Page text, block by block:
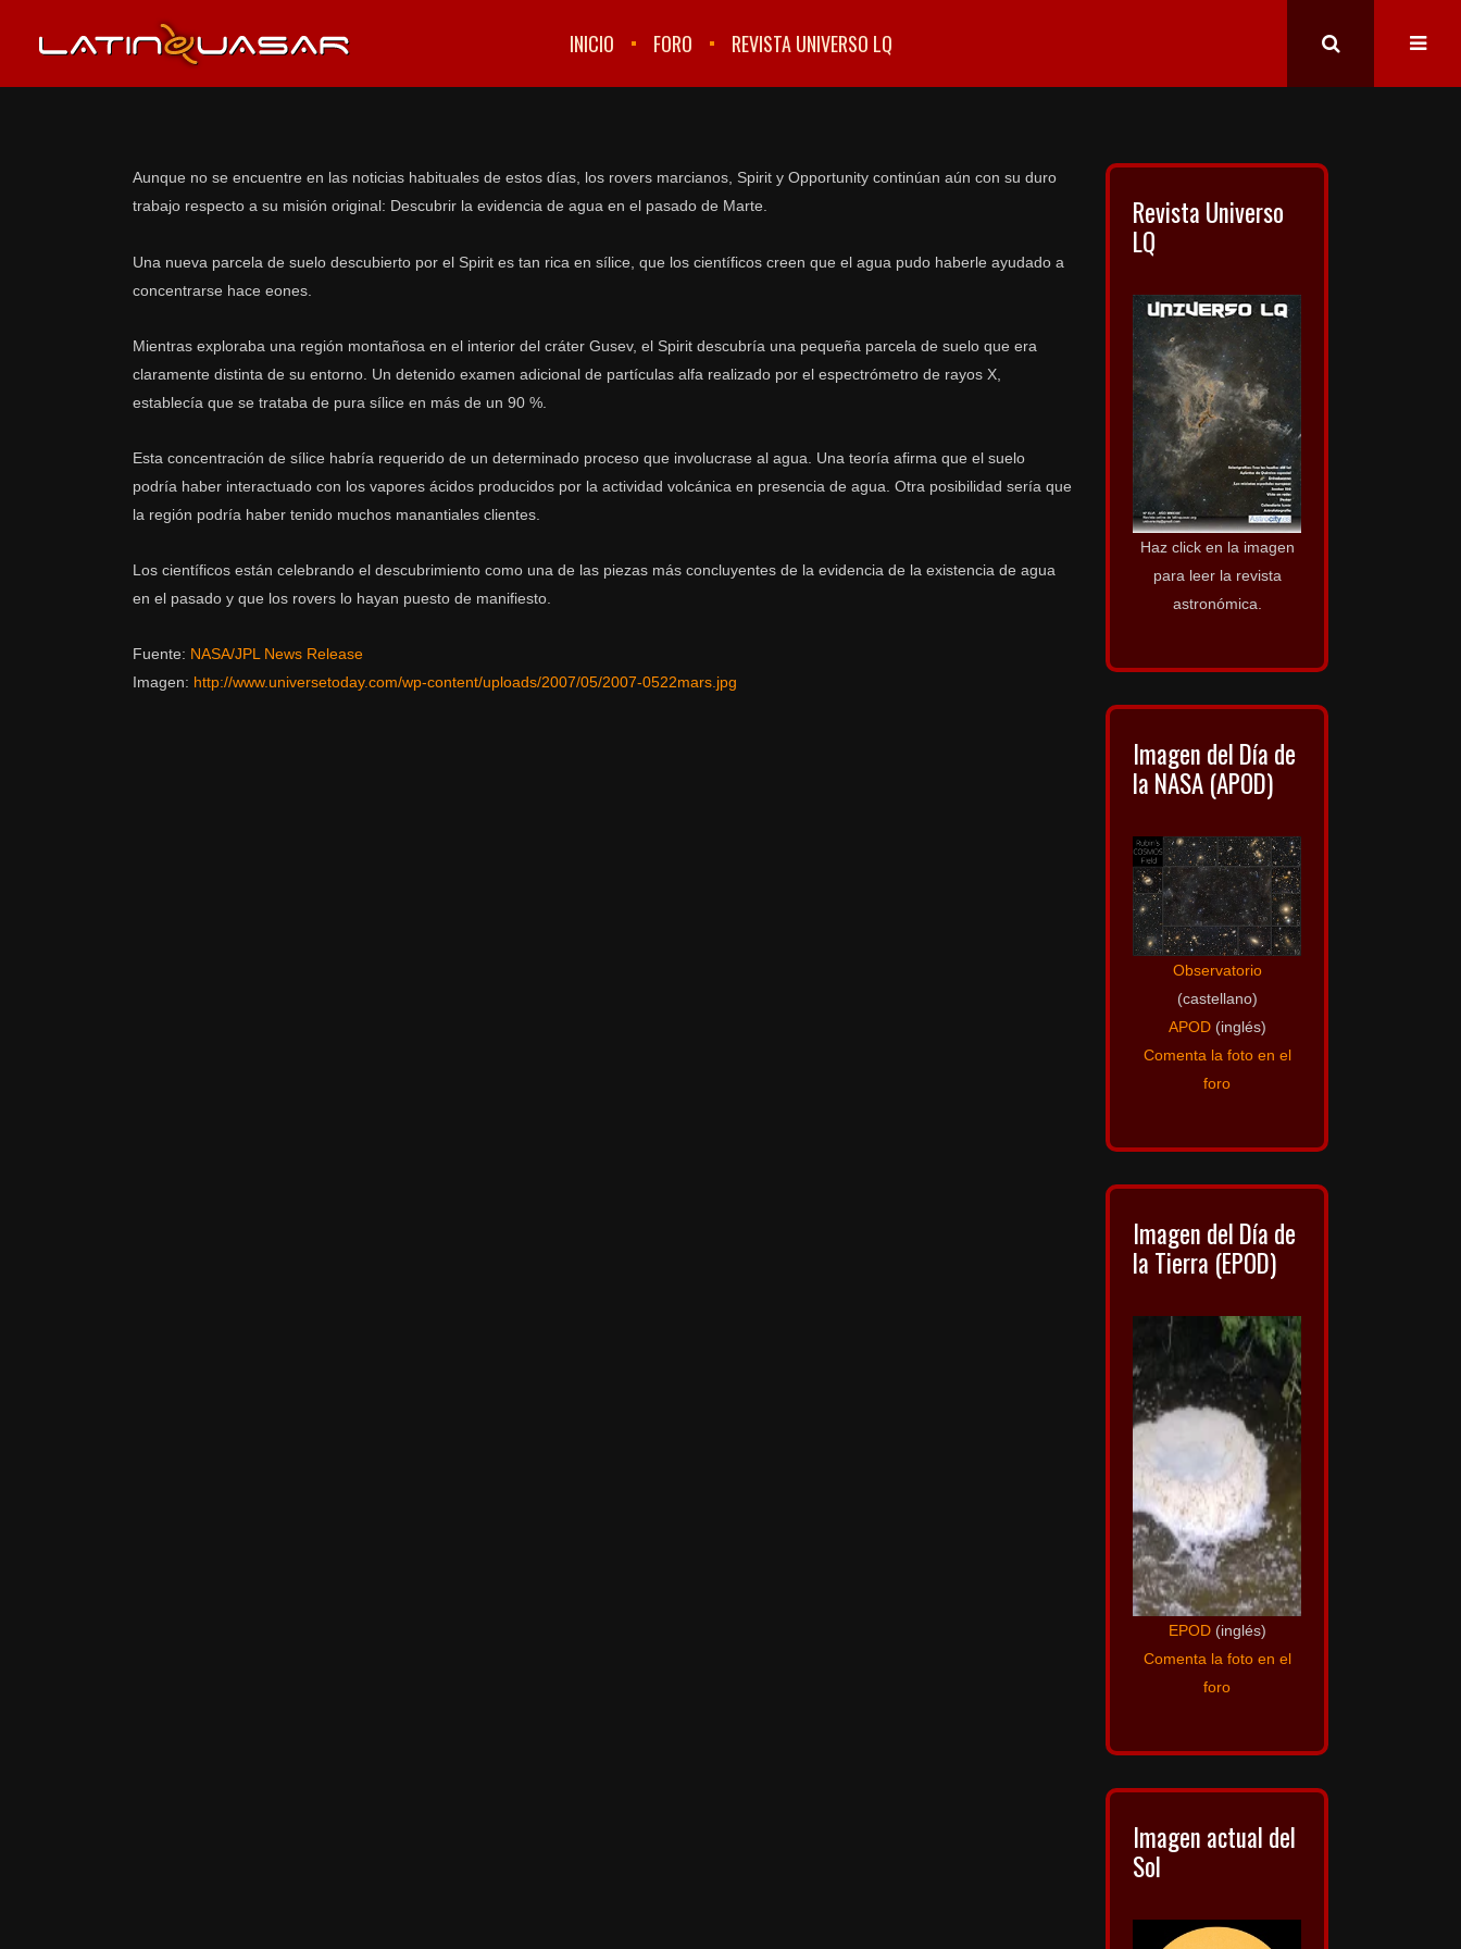
INICIO FORO REVISTA UNIVERSO LQ
Aunque no se encuentre en las noticias habituales de estos días, los rovers marcianos, Spirit y Opportunity continúan aún con su duro
trabajo respecto a su misión original: Descubrir la evidencia de agua en el pasado de Marte.
Una nueva parcela de suelo descubierto por el Spirit es tan rica en sílice, que los científicos creen que el agua pudo haberle ayudado a
concentrarse hace eones.
Mientras exploraba una región montañosa en el interior del cráter Gusev, el Spirit descubría una pequeña parcela de suelo que era
claramente distinta de su entorno. Un detenido examen adicional de partículas alfa realizado por el espectrómetro de rayos X,
establecía que se trataba de pura sílice en más de un 90 %.
Esta concentración de sílice habría requerido de un determinado proceso que involucrase al agua. Una teoría afirma que el suelo
podría haber interactuado con los vapores ácidos producidos por la actividad volcánica en presencia de agua. Otra posibilidad sería que
la región podría haber tenido muchos manantiales clientes.
Los científicos están celebrando el descubrimiento como una de las piezas más concluyentes de la evidencia de la existencia de agua
en el pasado y que los rovers lo hayan puesto de manifiesto.
Fuente: NASA/JPL News Release
Imagen: http://www.universetoday.com/wp-content/uploads/2007/05/2007-0522mars.jpg
Revista Universo
LQ
Haz click en la imagen
para leer la revista
astronómica.
Imagen del Día de
la NASA (APOD)
Observatorio
(castellano)
APOD(inglés)
Comenta la foto en el
foro
Imagen del Día de
la Tierra (EPOD)
EPOD (inglés)
Comenta la foto en el
foro
Imagen actual del
Sol